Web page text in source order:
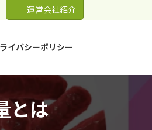
運営会社紹介
イバシーポリシー
とは